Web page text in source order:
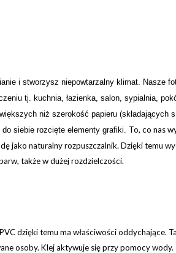
i stworzysz niepowtarzalny klimat. Nasze
tj. kuchnia, łazienka, salon, sypialnia,
niż szerokość papieru (składających
siebie rozcięte elementy grafiki. To, co nas
jako naturalny rozpuszczalnik. Dzięki temu
także w dużej rozdzielczości.
dzięki temu ma właściwości oddychające.
osoby. Klej aktywuje się przy pomocy wody.